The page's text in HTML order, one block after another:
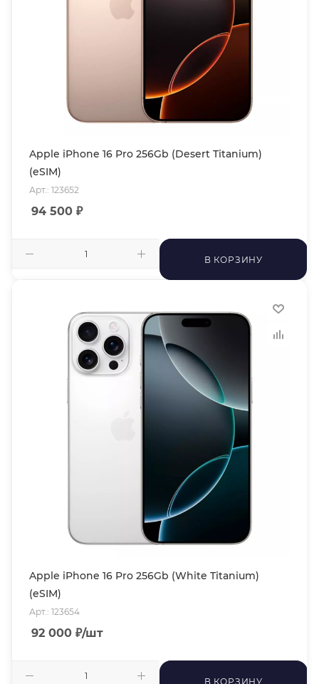
Apple iPhone 16 Pro 256Gb (Desert Titanium)
(eSIM)
Арт.: 123652
94 500 ₽
В КОРЗИНУ
Apple iPhone 16 Pro 256Gb (White Titanium)
(eSIM)
Арт.: 123654
92 000 ₽/шт
В КОРЗИНУ